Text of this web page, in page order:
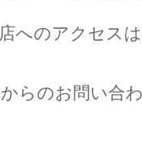
へのアクセス
らのお問い合